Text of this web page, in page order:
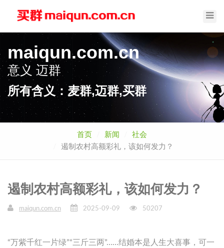
maiqun.com.cn
意义迈群
所有含义：麦群,迈群,买群
首页 新闻
社会
遏制农村高额彩礼，该如何发力？
遏制农村高额彩礼，该如何发力？
maiqun.com.cn 2025-09-09 50207
“万紫千红一片绿”“三斤三两”……结婚本是人生大喜事，可一